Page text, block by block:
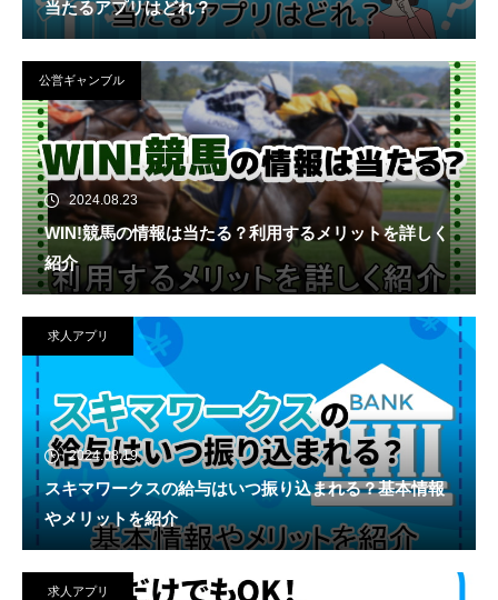
当たるアプリはどれ？
公営ギャンブル
2024.08.23
WIN!競馬の情報は当たる？利用するメリットを詳しく
紹介
求人アプリ
2024.08.19
スキマワークスの給与はいつ振り込まれる？基本情報
やメリットを紹介
求人アプリ